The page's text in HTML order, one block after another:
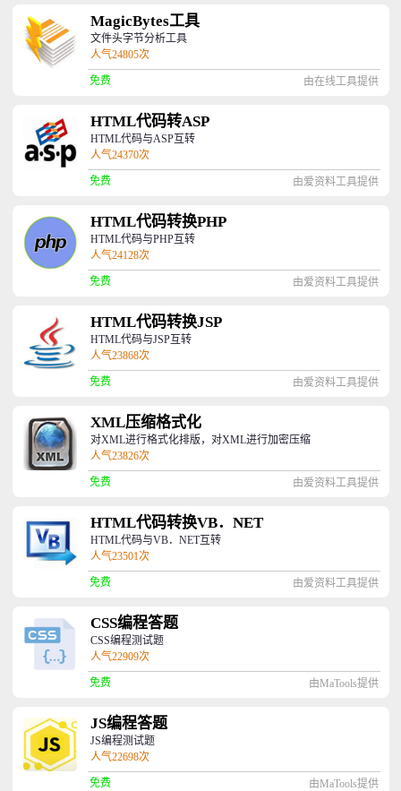
MagicBytes工具
文件头字节分析工具
人气24805次
免费 由在线工具提供
HTML代码转ASP
HTML代码与ASP互转
人气24370次
免费 由爱资料工具提供
HTML代码转换PHP
HTML代码与PHP互转
人气24128次
免费 由爱资料工具提供
HTML代码转换JSP
HTML代码与JSP互转
人气23868次
免费 由爱资料工具提供
XML压缩格式化
对XML进行格式化排版，对XML进行加密压缩
人气23826次
免费 由爱资料工具提供
HTML代码转换VB．NET
HTML代码与VB．NET互转
人气23501次
免费 由爱资料工具提供
CSS编程答题
CSS编程测试题
人气22909次
免费 由MaTools提供
JS编程答题
JS编程测试题
人气22698次
免费 由MaTools提供